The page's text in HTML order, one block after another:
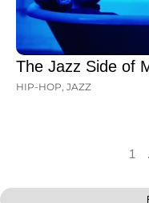
The Jazz Side of
HIP-HOP JAZZ
1